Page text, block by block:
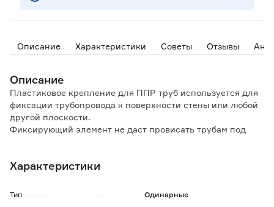
Описание Характеристики Советы Отзывы
Описание
Пластиковое крепление для ППР труб используется для
фиксации трубопровода к поверхности стены или любой
другой плоскости.
Фиксирующий элемент не даст провисать трубам под
Крепеж имеет такой же цвет, как и трубы. Крепление
Характеристики
Тип Одинарные